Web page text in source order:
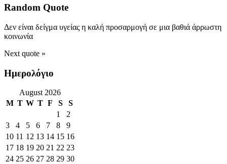
Random Quote
Δεν είναι δείγμα υγείας η καλή προσαρμογή σε μια βαθιά άρρωστη
κοινωνία
Next quote »
Ημερολόγιο
August 2026
M T W T F S S
1
2
3
4 5 6 7 8
9
10 11 12 13 14 15 16
17 18 19 20 21 22 23
24 25 26 27 28 29 30